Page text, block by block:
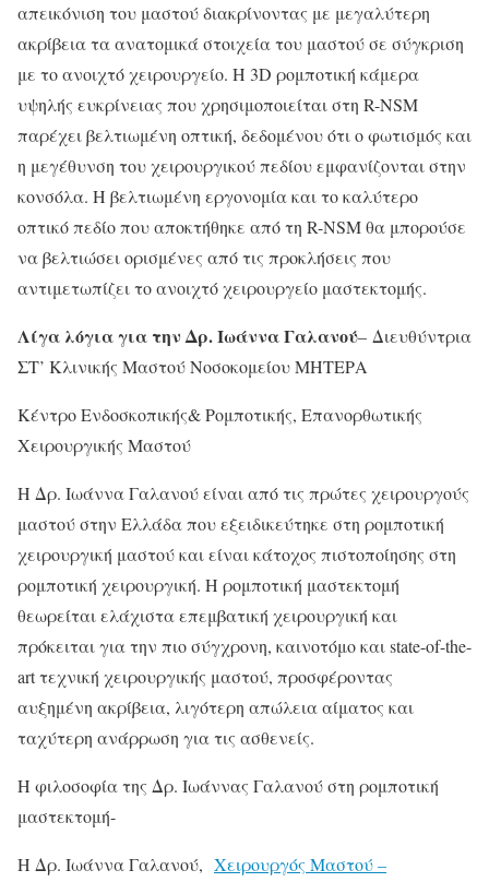
απεικόνιση του μαστού διακρίνοντας με μεγαλύτερη
ακρίβεια τα ανατομικά στοιχεία του μαστού σε σύγκριση
με το ανοιχτό χειρουργείο. Η 3D ρομποτική κάμερα
υψηλής ευκρίνειας που χρησιμοποιείται στη R-NSM
παρέχει βελτιωμένη οπτική, δεδομένου ότι ο φωτισμός και
η μεγέθυνση του χειρουργικού πεδίου εμφανίζονται στην
κονσόλα. Η βελτιωμένη εργονομία και το καλύτερο
οπτικό πεδίο που αποκτήθηκε από τη R-NSM θα μπορούσε
να βελτιώσει ορισμένες από τις προκλήσεις που
αντιμετωπίζει το ανοιχτό χειρουργείο μαστεκτομής.
Λίγα λόγια για την Δρ. Ιωάννα Γαλανού– Διευθύντρια
ΣΤ’ Κλινικής Μαστού Νοσοκομείου ΜΗΤΕΡΑ
Κέντρο Ενδοσκοπικής& Ρομποτικής, Επανορθωτικής
Χειρουργικής Μαστού
Η Δρ. Ιωάννα Γαλανού είναι από τις πρώτες χειρουργούς
μαστού στην Ελλάδα που εξειδικεύτηκε στη ρομποτική
χειρουργική μαστού και είναι κάτοχος πιστοποίησης στη
ρομποτική χειρουργική. Η ρομποτική μαστεκτομή
θεωρείται ελάχιστα επεμβατική χειρουργική και
πρόκειται για την πιο σύγχρονη, καινοτόμο και state-of-the-
art τεχνική χειρουργικής μαστού, προσφέροντας
αυξημένη ακρίβεια, λιγότερη απώλεια αίματος και
ταχύτερη ανάρρωση για τις ασθενείς.
Η φιλοσοφία της Δρ. Ιωάννας Γαλανού στη ρομποτική
μαστεκτομή-
Η Δρ. Ιωάννα Γαλανού, Χειρουργός Μαστού –